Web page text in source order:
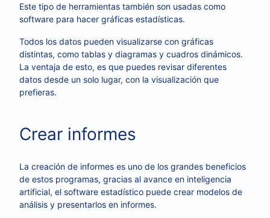
Este tipo de herramientas también son usadas como
software para hacer gráficas estadísticas.
Todos los datos pueden visualizarse con gráficas
distintas, como tablas y diagramas y cuadros dinámicos.
La ventaja de esto, es que puedes revisar diferentes
datos desde un solo lugar, con la visualización que
prefieras.
Crear informes
La creación de informes es uno de los grandes beneficios
de estos programas, gracias al avance en inteligencia
artificial, el software estadístico puede crear modelos de
análisis y presentarlos en informes.